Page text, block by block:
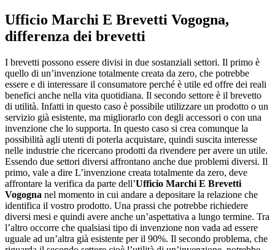
Ufficio Marchi E Brevetti Vogogna,
differenza dei brevetti
I brevetti possono essere divisi in due sostanziali settori. Il primo è
quello di un’invenzione totalmente creata da zero, che potrebbe
essere e di interessare il consumatore perché è utile ed offre dei reali
benefici anche nella vita quotidiana. Il secondo settore è il brevetto
di utilità. Infatti in questo caso è possibile utilizzare un prodotto o un
servizio già esistente, ma migliorarlo con degli accessori o con una
invenzione che lo supporta. In questo caso si crea comunque la
possibilità agli utenti di poterla acquistare, quindi suscita interesse
nelle industrie che ricercano prodotti da rivendere per avere un utile.
Essendo due settori diversi affrontano anche due problemi diversi. Il
primo, vale a dire L’invenzione creata totalmente da zero, deve
affrontare la verifica da parte dell’Ufficio Marchi E Brevetti
Vogogna nel momento in cui andare a depositare la relazione che
identifica il vostro prodotto. Una prassi che potrebbe richiedere
diversi mesi e quindi avere anche un’aspettativa a lungo termine. Tra
l’altro occorre che qualsiasi tipo di invenzione non vada ad essere
uguale ad un’altra già esistente per il 90%. Il secondo problema, che